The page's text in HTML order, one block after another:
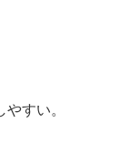
すい。